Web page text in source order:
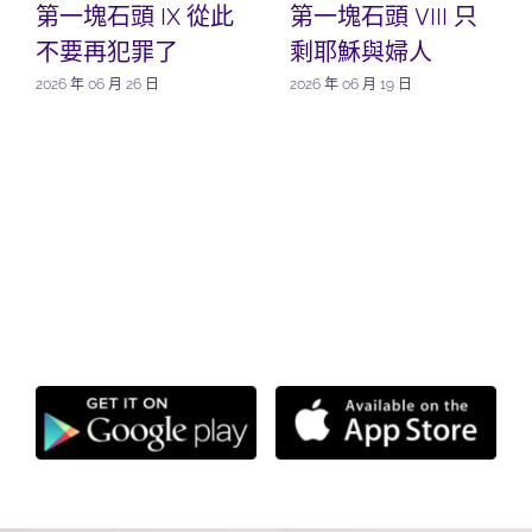
第一塊石頭 IX 從此
不要再犯罪了
2026 年 06 月 26 日
第一塊石頭 VIII 只
剩耶穌與婦人
2026 年 06 月 19 日